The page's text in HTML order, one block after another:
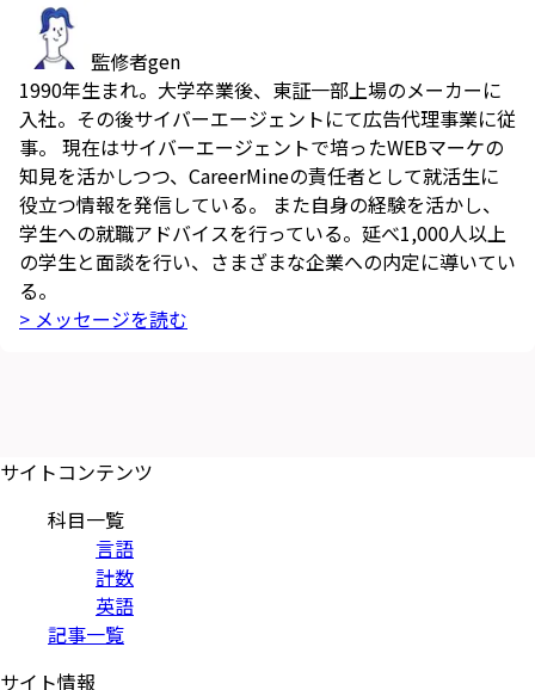
監修者gen
1990年生まれ。大学卒業後、東証一部上場のメーカーに
入社。その後サイバーエージェントにて広告代理事業に従
事。 現在はサイバーエージェントで培ったWEBマーケの
知見を活かしつつ、CareerMineの責任者として就活生に
役立つ情報を発信している。 また自身の経験を活かし、
学生への就職アドバイスを行っている。延べ1,000人以上
の学生と面談を行い、さまざまな企業への内定に導いてい
る。
> メッセージを読む
サイトコンテンツ
科目一覧
言語
計数
英語
記事一覧
サイト情報